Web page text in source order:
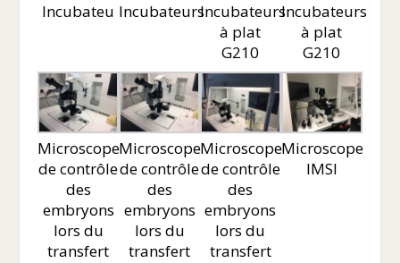
Incubateu IncubateursIncubateurs
à plat
G210
Incubateurs
à plat
G210
Microscope
de contrôle
des
embryons
lors du
transfert
Microscope
de contrôle
des
embryons
lors du
transfert
Microscope
de contrôle
des
embryons
lors du
transfert
Microscope
IMSI